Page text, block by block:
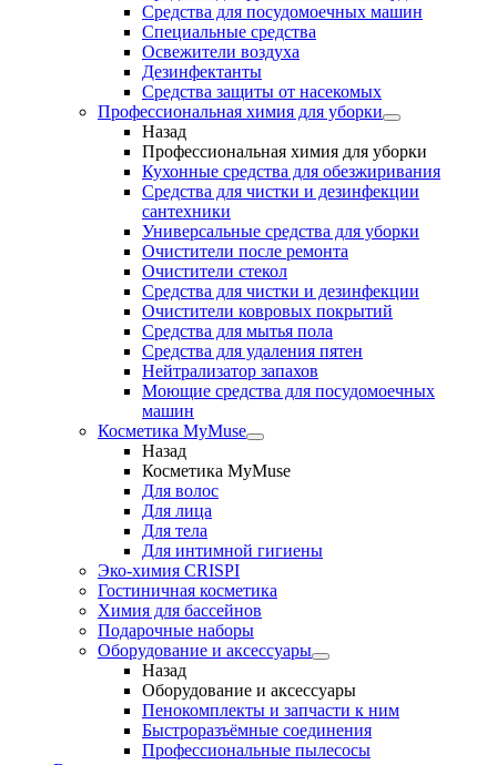
Средства для посудомоечных машин
Специальные средства
Освежители воздуха
Дезинфектанты
Средства защиты от насекомых
Профессиональная химия для уборки
Назад
Профессиональная химия для уборки
Кухонные средства для обезжиривания
Средства для чистки и дезинфекции
сантехники
Универсальные средства для уборки
Очистители после ремонта
Очистители стекол
Средства для чистки и дезинфекции
Очистители ковровых покрытий
Средства для мытья пола
Средства для удаления пятен
Нейтрализатор запахов
Моющие средства для посудомоечных
машин
Косметика MyMuse
Назад
Косметика MyMuse
Для волос
Для лица
Для тела
Для интимной гигиены
Эко-химия CRISPI
Гостиничная косметика
Химия для бассейнов
Подарочные наборы
Оборудование и аксессуары
Назад
Оборудование и аксессуары
Пенокомплекты и запчасти к ним
Быстроразъёмные соединения
Профессиональные пылесосы